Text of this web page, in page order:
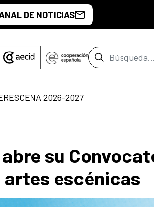
DE NOTICIAS
Barra de
2026-2027
abre su
escénicas